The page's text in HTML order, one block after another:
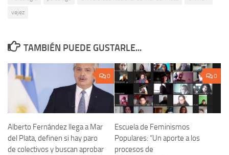
vejez
TAMBIÉN PUEDE GUSTARLE...
0
Alberto Fernández llega a Mar
del Plata, definen si hay paro
de colectivos y buscan aprobar
0
Escuela de Feminismos
Populares: “Un aporte a los
procesos de